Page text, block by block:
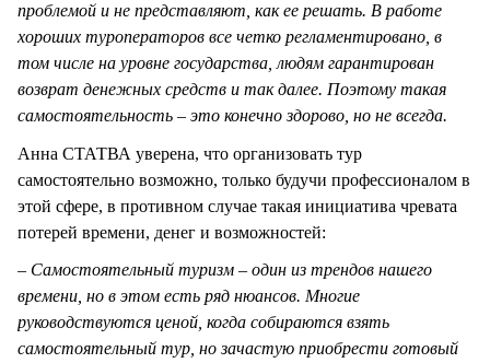
проблемой и не представляют, как ее решать. В работе
хороших туроператоров все четко регламентировано, в
том числе на уровне государства, людям гарантирован
возврат денежных средств и так далее. Поэтому такая
самостоятельность – это конечно здорово, но не всегда.
Анна СТАТВА уверена, что организовать тур
самостоятельно возможно, только будучи профессионалом в
этой сфере, в противном случае такая инициатива чревата
потерей времени, денег и возможностей:
– Самостоятельный туризм – один из трендов нашего
времени, но в этом есть ряд нюансов. Многие
руководствуются ценой, когда собираются взять
самостоятельный тур, но зачастую приобрести готовый